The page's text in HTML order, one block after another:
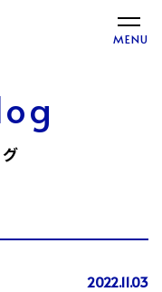
toggle
MENU
2022.11.03